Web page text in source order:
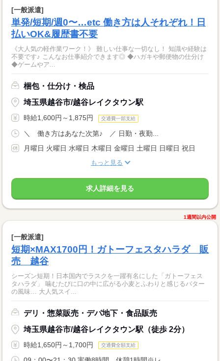
[一般派遣]
単発/短期/週0〜…etc 働き方は人それぞれ！日
払いOK&履歴書不要
《大人気の軽作業ワーク！》 難しい仕事な一切なし！ 知識や経験は
不要です♪ こんなお仕事紹介できます◎ ◆ハガキや郵便物の仕分け
◆ゲームやア...
梱包・仕分け・検品
埼玉県越谷市/越谷レイクタウン駅
時給1,600円～1,875円 交通費一部支給
＼ 働き方はあなた次第♪ ／ 日勤・夜勤...
月曜日 火曜日 水曜日 木曜日 金曜日 土曜日 日曜日 祝日
もっと見る
求人詳細を見る
1週間以内公開
[一般派遣]
短期×MAX1700円！ガトーフェスタハラダ 販
売 越谷
シーズン短期！日本国内でラスクを一躍有名にした「ガトーフェス
タハラダ」 噛むたびに口の中に広がる小麦とふわりと感じるバター
の風味… 大人気スイ...
デリ・惣菜販売・デパ地下・食品販売
埼玉県越谷市/越谷レイクタウン駅（徒歩 2分）
時給1,650円～1,700円 交通費全額支給